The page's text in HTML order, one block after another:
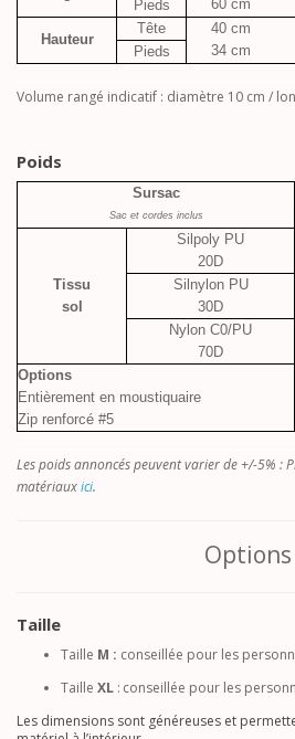
Pieds 60 cm
Hauteur
Tête 40 cm
Pieds
34 cm
Volume rangé indicatif : diamètre 10 cm /
Poids
Sursac
Sac et cordes inclus
Tissu
sol
Silpoly PU
20D
Silnylon PU
30D
Nylon C0/PU
70D
Options
Entièrement en moustiquaire
Zip renforcé #5
Les poids annoncés peuvent varier de +/-5% :
matériauxici.
Options
Taille
Taille M : conseillée pour les
Taille XL : conseillée pour les
Les dimensions sont généreuses et